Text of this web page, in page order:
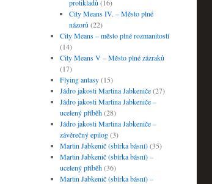
protikladů (16)
City Means IV. – Město plné
názorů (22)
City Means – město plné rozmanitostí
(14)
City Means V – Město plné zázraků
(17)
Flying antasy(15)
Jádro jakosti Martina Jabkeniče(27)
Jádro jakosti Martina Jabkeniče –
ucelený příběh(28)
Jádro jakosti Martina Jabkeniče –
závěrečný epilog(3)
Martin Jabkenič (sbírka básní)(35)
Martin Jabkenič (sbírka básní) –
ucelený příběh(36)
Martin Jabkenič (sbírka básní) –